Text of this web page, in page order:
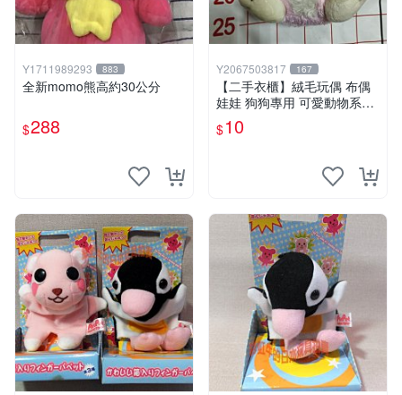
Y1711989293 883
全新momo熊高約30公分
$288
Y2067503817 167
【二手衣櫃】絨毛玩偶 布偶
娃娃 狗狗專用 可愛動物系列
耐咬耐磨玩具 玩偶 粉紅熊寵
物玩具 1120929
$10